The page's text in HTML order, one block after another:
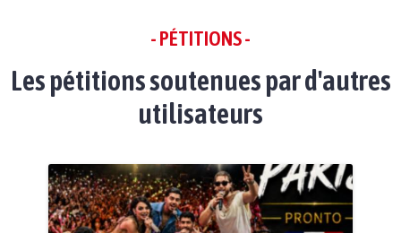
- PÉTITIONS -
Les pétitions soutenues par d'autres
utilisateurs